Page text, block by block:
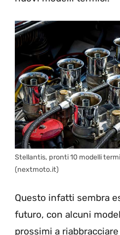
Stellantis, pronti 10 modelli
(nextmoto.it)
Questo infatti sembra
futuro, con alcuni
prossimi a